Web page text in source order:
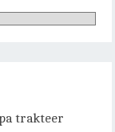
trakteer